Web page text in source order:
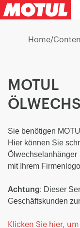
Home/
MOTUL
Sie benötigen
Hier können Sie
Ölwechselanhänger
mit Ihrem
Achtung: Dieser
Geschäftskunden
Klicken Sie hier,